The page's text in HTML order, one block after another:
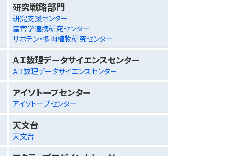
研究戦略部門
研究支援センター
産官学連携研究センター
サボテン・多肉植物研究センター
ＡＩ数理データサイエンスセンター
ＡＩ数理データサイエンスセンター
アイソトープセンター
アイソトープセンター
天文台
天文台